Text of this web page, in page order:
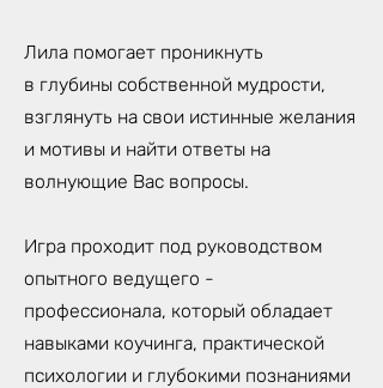
Лила помогает проникнуть
в глубины собственной мудрости,
взглянуть на свои истинные желания
и мотивы и найти ответы на
волнующие Вас вопросы.
Игра проходит под руководством
опытного ведущего -
профессионала, который обладает
навыками коучинга, практической
психологии и глубокими познаниями